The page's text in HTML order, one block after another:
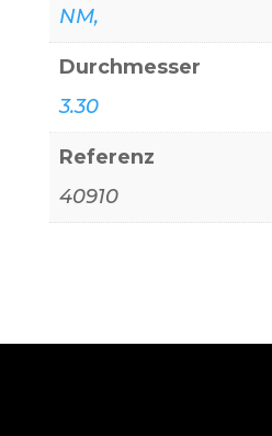
NM,
Durchmesser
3.30
Referenz
40910